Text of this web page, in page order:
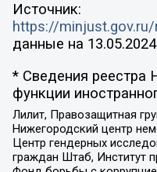
Источник:
https://
данные на 13.05.2024
* Сведения
функции
Лилит, Правозащитная
Нижегородский центр
Центр гендерных
граждан Штаб, Институт